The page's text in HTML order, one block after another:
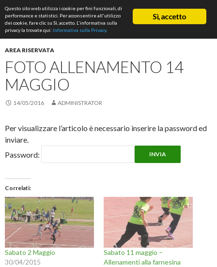
ASD Rifondazione Podistica
Cerca
VAI
AL
CONTENUTO
AREA RISERVATA
FOTO ALLENAMENTO 14
MAGGIO
14/05/2016 ADMINISTRATOR
Per visualizzare l’articolo è necessario inserire la password ed
inviare.
Password:
Correlati
Sabato 2 Maggio
30/04/2015
Sabato 11 maggio –
Allenamenti alla farnesina
Sì, accetto
Questo sito web utilizza i cookie per fini funzionali, di
performance e statistici. Per acconsentire all'utilizzo
dei cookie, fare clic su Sì, accetto. L'informativa sulla
privacy la trovate qui: Informativa sulla Privacy.